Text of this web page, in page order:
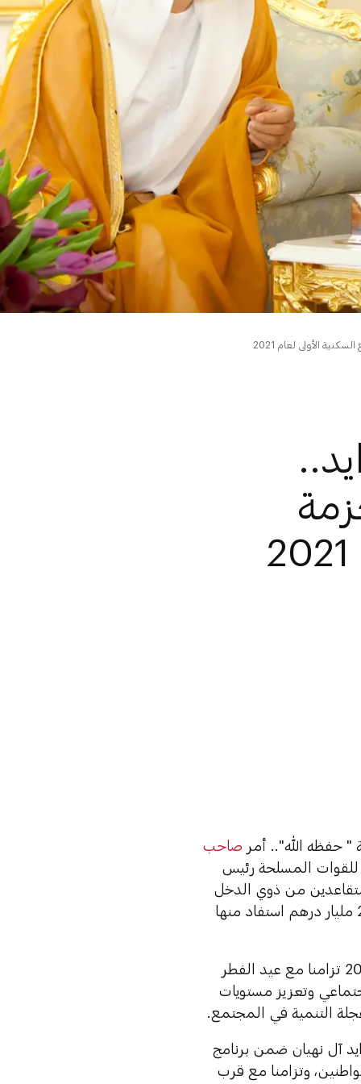
الأولى لعام 2021
" حفظه الله".. أمر صاحب
للقوات المسلحة رئيس
من ذوي الدخل
المحدود من سداد مستحقات القروض السكنية بقيمة إجمالية بلغت 2.21 مليار درهم استفاد منها
ويأتي اعتماد صرف هذه الحزمة من القروض السكنية والإعفاءات لعام 2021 تزامنا مع عيد الفطر
وتعزيز مستويات
التنمية في المجتمع.
آل نهيان ضمن برنامج
للمواطنين، وتزامنا مع قرب